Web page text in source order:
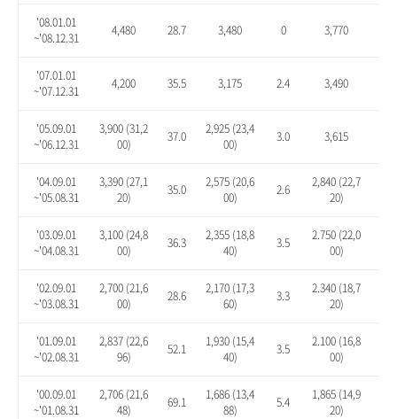
'08.01.01
~'08.12.31
4,480 28.7 3,480 0 3,770
'07.01.01
~'07.12.31
4,200 35.5 3,175 2.4 3,490
'05.09.01
~'06.12.31
3,900 (31,2
00)
37.0
2,925 (23,4
00)
3.0 3,615
'04.09.01
~'05.08.31
3,390 (27,1
20)
35.0
2,575 (20,6
00)
2.6
2,840 (22,7
20)
'03.09.01
~'04.08.31
3,100 (24,8
00)
36.3
2,355 (18,8
40)
3.5
2.750 (22,0
00)
'02.09.01
~'03.08.31
2,700 (21,6
00)
28.6
2,170 (17,3
60)
3.3
2.340 (18,7
20)
'01.09.01
~'02.08.31
2,837 (22,6
96)
52.1
1,930 (15,4
40)
3.5
2.100 (16,8
00)
'00.09.01
~'01.08.31
2,706 (21,6
48)
69.1
1,686 (13,4
88)
5.4
1,865 (14,9
20)